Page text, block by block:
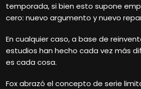
temporada, si bien esto supone
cero: nuevo argumento y nuevo
En cualquier caso, a base de
estudios han hecho cada vez más
es cada cosa.
Fox abrazó el concepto de serie